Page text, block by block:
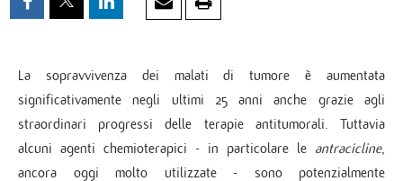
La sopravvivenza dei malati di tumore è aumentata
significativamente negli ultimi 25 anni anche grazie agli
straordinari progressi delle terapie antitumorali. Tuttavia
alcuni agenti chemioterapici - in particolare le antracicline,
ancora oggi molto utilizzate - sono potenzialmente